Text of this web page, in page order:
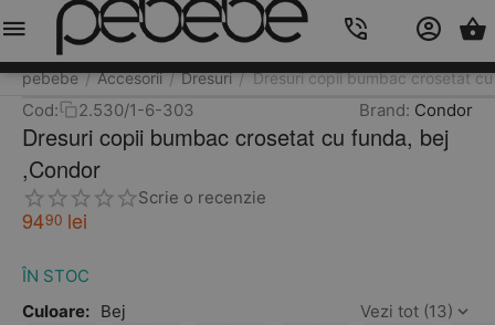
pebebe / Accesorii / Dresuri / Dresuri copii bumbac crosetat
Cod: 2.530/1-6-303 Brand: Condor
Dresuri copii bumbac crosetat cu funda, bej
,Condor
Scrie o recenzie
9490 lei
ÎN STOC
Culoare: Bej Vezi tot (13)
Meniu Caută Cos